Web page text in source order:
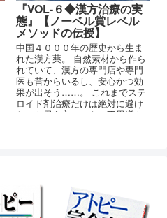
『VOL-６◆漢方治療の実
態』【ノーベル賞レベル
メソッドの伝授】
中国４０００年の歴史から生ま
れた漢方薬。 自然素材から作ら
れていて、漢方の専門店や専門
医も昔からいるし、安心かつ効
果が出そう……。 これまでステ
ロイド剤治療だけは絶対に避け
たいと思う方々でも、不思議と